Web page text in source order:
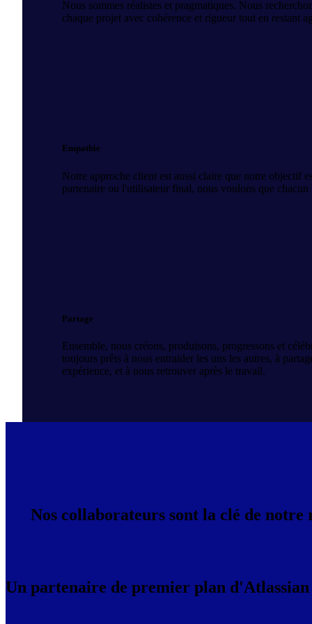
Nous sommes réalistes et pragmatiques. Nous
chaque projet avec cohérence et rigueur tout en restant
Empathie
Notre approche client est aussi claire que notre objectif
partenaire ou l'utilisateur final, nous voulons que
Partage
Ensemble, nous créons, produisons, progressons et
toujours prêts à nous entraider les uns les autres, à
expérience, et à nous retrouver après le travail.
Nos collaborateurs sont la clé de notre
Un partenaire de premier plan d'Atlassian